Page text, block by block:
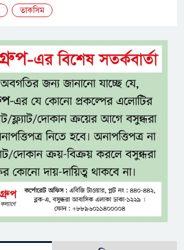
তাকসিম